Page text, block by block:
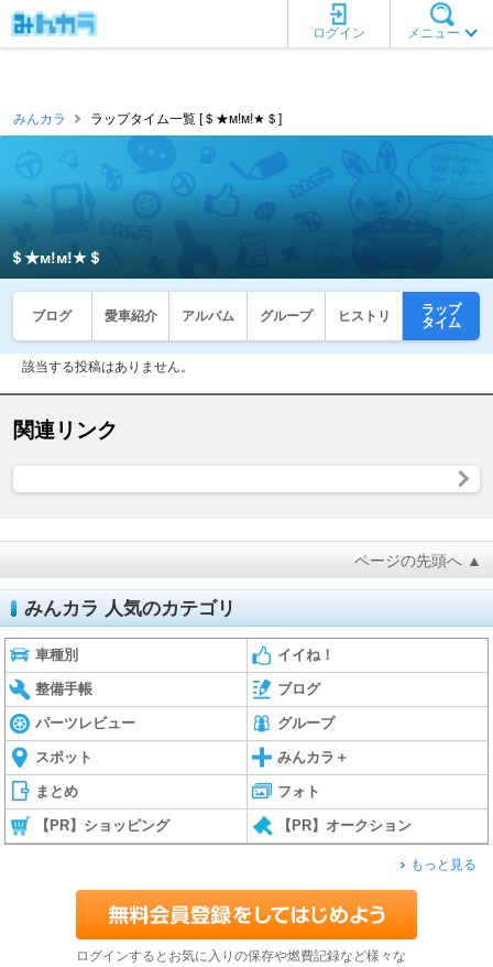
メニュー
ログイン
みんカラ ラップタイム一覧 [＄★м!м!★＄]
＄★м!м!★＄
ブログ 愛車紹介 アルバム グループ ヒストリ
ラップ
タイム
該当する投稿はありません。
関連リンク
ページの先頭へ ▲
みんカラ 人気のカテゴリ
車種別 イイね！
整備手帳 ブログ
パーツレビュー グループ
スポット みんカラ＋
まとめ フォト
【PR】ショッピング 【PR】オークション
もっと見る
ログインするとお気に入りの保存や燃費記録など様々な